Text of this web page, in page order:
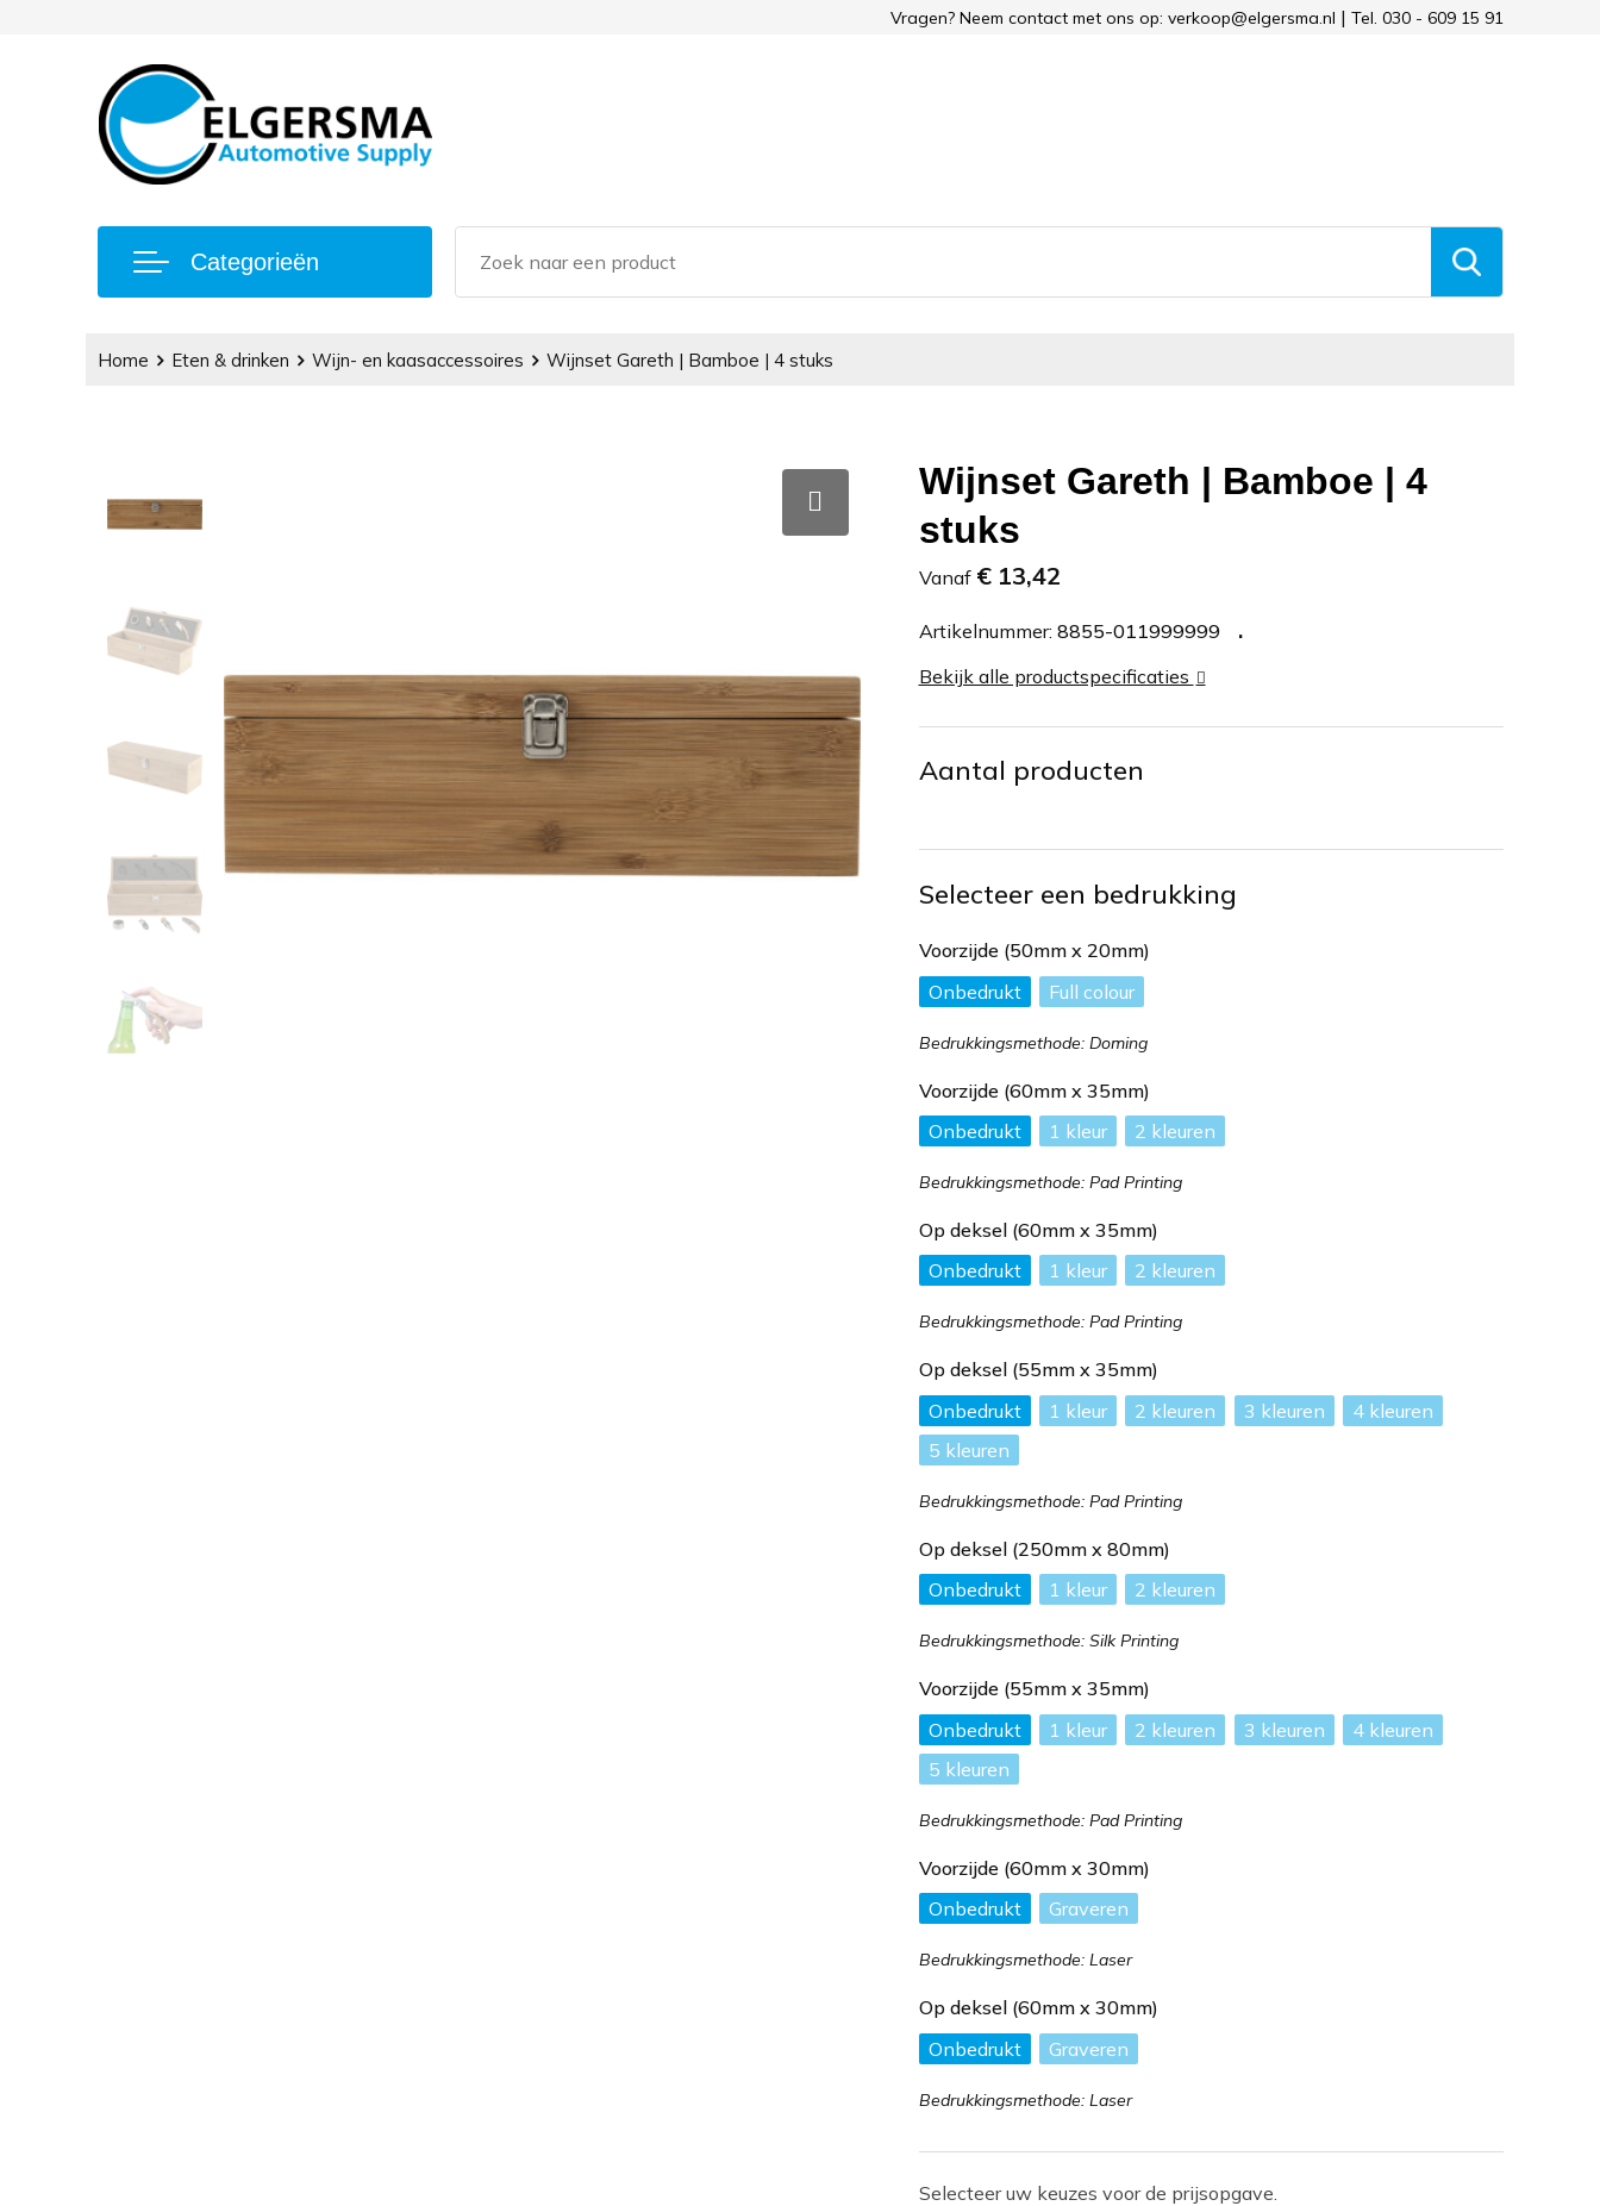
Vragen? Neem contact met ons op: verkoop@elgersma.nl Tel. 030 - 609 15 91
Categorieën
Home Eten & drinken Wijn- en kaasaccessoires Wijnset Gareth | Bamboe | 4 stuks
Wijnset Gareth | Bamboe | 4
stuks
Vanaf € 13,42
Artikelnummer: 8855-011999999
Bekijk alle productspecificaties
Aantal producten
Selecteer een bedrukking
Voorzijde (50mm x 20mm)
Onbedrukt
Full colour
Bedrukkingsmethode: Doming
Voorzijde (60mm x 35mm)
Onbedrukt
1 2
Bedrukkingsmethode: Pad Printing
Op deksel (60mm x 35mm)
Onbedrukt
1 2
Bedrukkingsmethode: Pad Printing
Op deksel (55mm x 35mm)
Onbedrukt
1 2 3
4
5
Bedrukkingsmethode: Pad Printing
Op deksel (250mm x 80mm)
Onbedrukt
1 2
Bedrukkingsmethode: Silk Printing
Voorzijde (55mm x 35mm)
Onbedrukt
1 2 3
4
5
Bedrukkingsmethode: Pad Printing
Voorzijde (60mm x 30mm)
Onbedrukt
Graveren
Bedrukkingsmethode: Laser
Op deksel (60mm x 30mm)
Onbedrukt
Graveren
Bedrukkingsmethode: Laser
Selecteer uw keuzes voor de prijsopgave.